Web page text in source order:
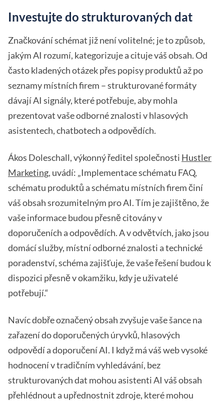
Investujte do strukturovaných dat
Značkování schémat již není volitelné; je to způsob,
jakým AI rozumí, kategorizuje a cituje váš obsah. Od
často kladených otázek přes popisy produktů až po
seznamy místních firem – strukturované formáty
dávají AI signály, které potřebuje, aby mohla
prezentovat vaše odborné znalosti v hlasových
asistentech, chatbotech a odpovědích.
Ákos Doleschall, výkonný ředitel společnosti Hustler
Marketing, uvádí: „Implementace schématu FAQ,
schématu produktů a schématu místních firem činí
váš obsah srozumitelným pro AI. Tím je zajištěno, že
vaše informace budou přesně citovány v
doporučeních a odpovědích. A v odvětvích, jako jsou
domácí služby, místní odborné znalosti a technické
poradenství, schéma zajišťuje, že vaše řešení budou k
dispozici přesně v okamžiku, kdy je uživatelé
potřebují.“
Navíc dobře označený obsah zvyšuje vaše šance na
zařazení do doporučených úryvků, hlasových
odpovědí a doporučení AI. I když má váš web vysoké
hodnocení v tradičním vyhledávání, bez
strukturovaných dat mohou asistenti AI váš obsah
přehlédnout a upřednostnit zdroje, které mohou